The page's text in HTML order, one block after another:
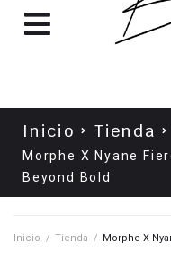
Inicio Tienda
Morphe X Nyane
Beyond Bold
Inicio / Tienda / Morphe X